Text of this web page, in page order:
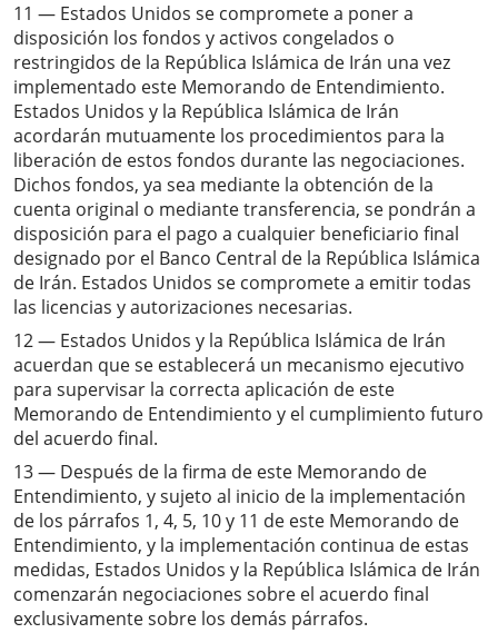
11 — Estados Unidos se compromete a poner a
disposición los fondos y activos congelados o
restringidos de la República Islámica de Irán una vez
implementado este Memorando de Entendimiento.
Estados Unidos y la República Islámica de Irán
acordarán mutuamente los procedimientos para la
liberación de estos fondos durante las negociaciones.
Dichos fondos, ya sea mediante la obtención de la
cuenta original o mediante transferencia, se pondrán a
disposición para el pago a cualquier beneficiario final
designado por el Banco Central de la República Islámica
de Irán. Estados Unidos se compromete a emitir todas
las licencias y autorizaciones necesarias.
12 — Estados Unidos y la República Islámica de Irán
acuerdan que se establecerá un mecanismo ejecutivo
para supervisar la correcta aplicación de este
Memorando de Entendimiento y el cumplimiento futuro
del acuerdo final.
13 — Después de la firma de este Memorando de
Entendimiento, y sujeto al inicio de la implementación
de los párrafos 1, 4, 5, 10 y 11 de este Memorando de
Entendimiento, y la implementación continua de estas
medidas, Estados Unidos y la República Islámica de Irán
comenzarán negociaciones sobre el acuerdo final
exclusivamente sobre los demás párrafos.